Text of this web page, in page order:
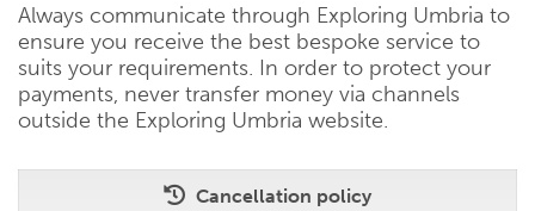
Always communicate through Exploring Umbria to
ensure you receive the best bespoke service to
suits your requirements. In order to protect your
payments, never transfer money via channels
outside the Exploring Umbria website.
Cancellation policy